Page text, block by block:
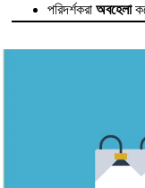
পরিদর্শকরা অবহেলা